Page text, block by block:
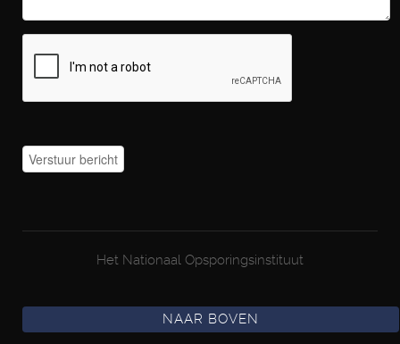
Het Nationaal Opsporingsinstituut
NAAR BOVEN